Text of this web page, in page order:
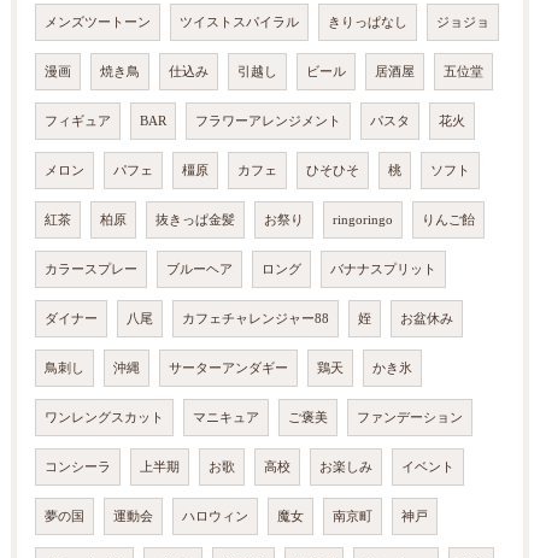
メンズツートーン ツイストスパイラル きりっぱなし ジョジョ
漫画 焼き鳥 仕込み 引越し ビール 居酒屋 五位堂
フィギュア BAR フラワーアレンジメント パスタ 花火
メロン パフェ 橿原 カフェ ひそひそ 桃 ソフト
紅茶 柏原 抜きっぱ金髪 お祭り ringoringo りんご飴
カラースプレー ブルーヘア ロング バナナスプリット
ダイナー 八尾 カフェチャレンジャー88 姪 お盆休み
鳥刺し 沖縄 サーターアンダギー 鶏天 かき氷
ワンレングスカット マニキュア ご褒美 ファンデーション
コンシーラ 上半期 お歌 高校 お楽しみ イベント
夢の国 運動会 ハロウィン 魔女 南京町 神戸